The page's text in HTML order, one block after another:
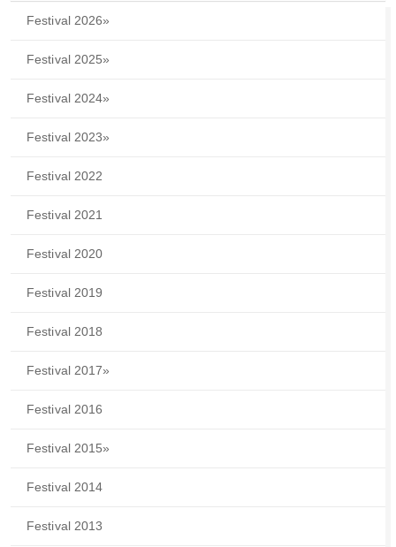
Festival 2026»
Festival 2025»
Festival 2024»
Festival 2023»
Festival 2022
Festival 2021
Festival 2020
Festival 2019
Festival 2018
Festival 2017»
Festival 2016
Festival 2015»
Festival 2014
Festival 2013